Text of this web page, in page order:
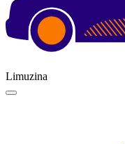
Limuzina